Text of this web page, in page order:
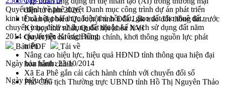
điện tử năm 2026
Đoàn đại biểu Quốc hội tỉnh Đắk Lắk trao đổi thông tin trước
Kỳ họp thứ nhất, Quốc hội khóa XVI
Quyết liệt cải cách hành chính, khơi thông nguồn lực phát
triển
Nâng cao hiệu lực, hiệu quả HĐND tỉnh thông qua hiện đại
hóa hành chính
Xã Ea Phê gắn cải cách hành chính với chuyển đổi số
Phó Chủ tịch Thường trực UBND tỉnh Hồ Thị Nguyên Thảo
Quyết định về phê duyệt Danh mục công trình dự án phát triển
kinh tế xã hội phải thực hiện thu hồi đất, giao đất cho thuê đất,
chuyển mục đích sử dụng đất thuộc kế hoạch sử dụng đất năm
2014 của huyện Krông Bông
Bản PDF
Tải về
Ngày ban hành:23/10/2014
Ngày hiệu lực: